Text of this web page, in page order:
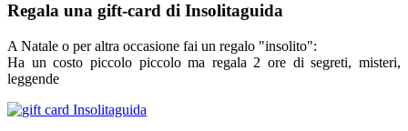
Regala una gift-card di Insolitaguida
A Natale o per altra occasione fai un regalo "insolito":
Ha un costo piccolo piccolo ma regala 2 ore di segreti, misteri,
leggende